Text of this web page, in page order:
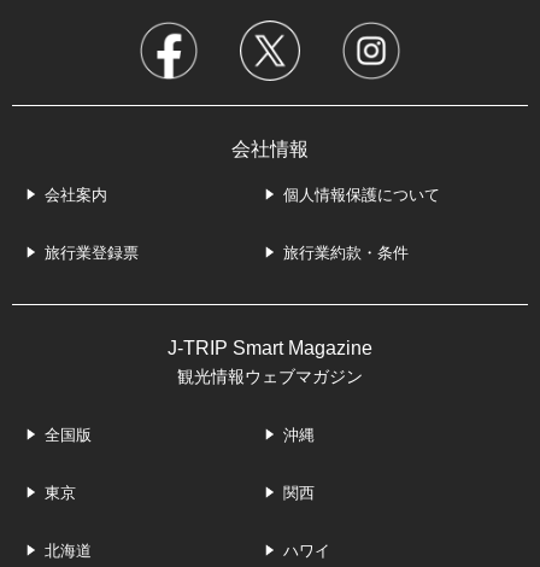
会社情報
会社案内 個人情報保護について
旅行業登録票 旅行業約款・条件
J-TRIP Smart Magazine
観光情報ウェブマガジン
全国版 沖縄
東京 関西
北海道 ハワイ